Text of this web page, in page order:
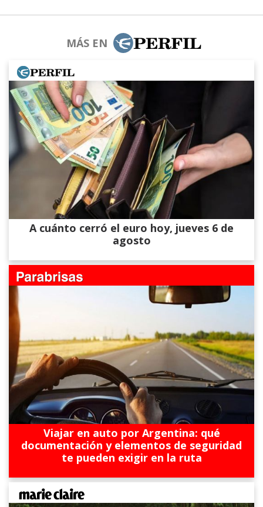
MÁS EN
A cuánto cerró el euro hoy, jueves 6 de
agosto
Viajar en auto por Argentina: qué
documentación y elementos de seguridad
te pueden exigir en la ruta